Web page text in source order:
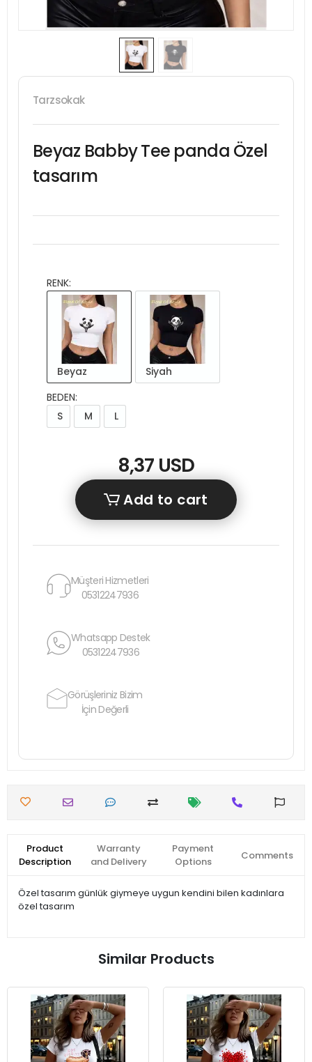
Tarzsokak
Beyaz Babby Tee panda Özel
tasarım
RENK:
Beyaz
Siyah
BEDEN:
S
M L
8,37 USD
Add to cart
Müşteri Hizmetleri
05312247936
Whatsapp Destek
05312247936
Görüşleriniz Bizim
İçin Değerli
Product
Description
Warranty
and Delivery
Payment
Options
Comments
Özel tasarım günlük giymeye uygun kendini bilen kadınlara
özel tasarım
Similar Products